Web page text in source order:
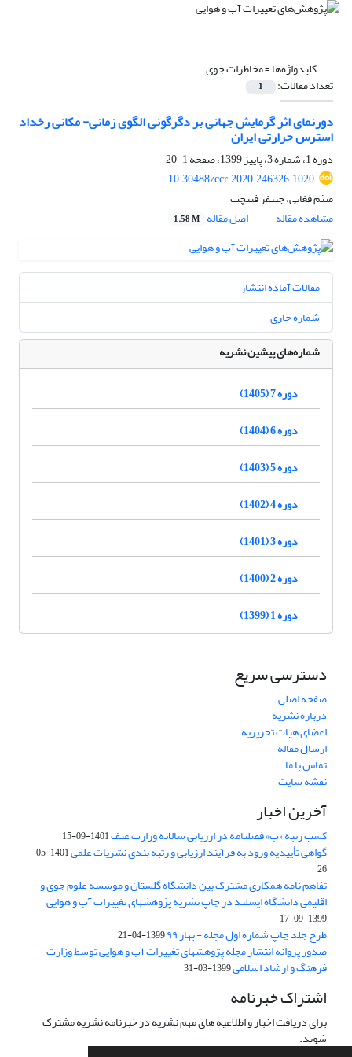
کلیدواژه‌ها =مخاطرات جوی
تعداد مقالات: 1
دورنمای اثر گرمایش جهانی بر دگرگونی الگوی زمانی- مکانی رخداد
استرس حرارتی ایران
دوره 1، شماره 3، پاییز 1399، صفحه
1-20
10.30488/ccr.2020.246326.1020
میثم فغانی، جنیفر فیتچت
مشاهده مقاله
اصل مقاله 1.58 M
مقالات آماده انتشار
شماره جاری
شماره‌های پیشین نشریه
دوره 7 (1405)
دوره 6 (1404)
دوره 5 (1403)
دوره 4 (1402)
دوره 3 (1401)
دوره 2 (1400)
دوره 1 (1399)
دسترسی سریع
صفحه اصلی
درباره نشریه
اعضای هیات تحریریه
ارسال مقاله
تماس با ما
نقشه سایت
آخرین اخبار
کسب رتبه «ب» فصلنامه در ارزیابی سالانه وزارت عتف1401-09-15
گواهی تأییدیه ورود به فرآیند ارزیابی و رتبه بندی نشریات علمی
1401-05-
26
تفاهم نامه همکاری مشترک بین دانشگاه گلستان و موسسه علوم جوی و
اقلیمی دانشگاه ایسلند در چاپ نشریه پژوهشهای تغییرات آب و هوایی
1399-09-17
طرح جلد چاپ شماره اول مجله - بهار ۹۹ 1399-04-21
صدور پروانه انتشار مجله پژوهشهای تغییرات آب و هوایی توسط وزارت
فرهنگ و ارشاد اسلامی1399-03-31
اشتراک خبرنامه
برای دریافت اخبار و اطلاعیه های مهم نشریه در خبرنامه نشریه مشترک
شوید.